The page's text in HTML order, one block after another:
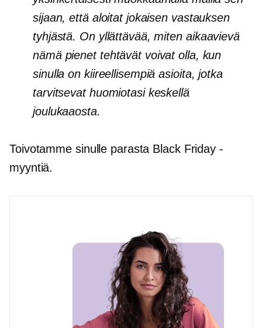
sijaan, että aloitat jokaisen vastauksen
tyhjästä. On yllättävää, miten aikaavievä
nämä pienet tehtävät voivat olla, kun
sinulla on kiireellisempiä asioita, jotka
tarvitsevat huomiotasi keskellä
joulukaaosta.
Toivotamme sinulle parasta Black Friday -
myyntiä.